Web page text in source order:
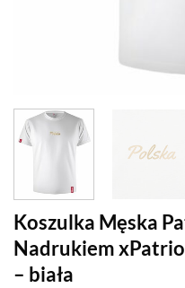
Koszulka Męska
Nadrukiem
– biała